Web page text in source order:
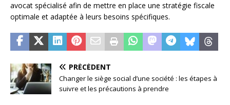
avocat spécialisé afin de mettre en place une stratégie fiscale
optimale et adaptée à leurs besoins spécifiques.
PRÉCÉDENT
Changer le siège social d’une société : les étapes à
suivre et les précautions à prendre